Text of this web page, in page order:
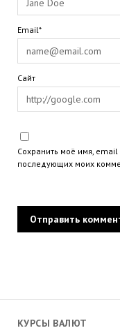
КУРСЫ ВАЛЮТ
Email*
Сайт
Сохранить моё имя,
последующих моих